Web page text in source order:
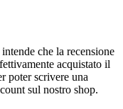
che la recensione
acquistato il
poter scrivere una
sul nostro shop.